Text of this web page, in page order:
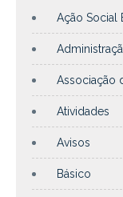
Ação Social
Associação
Atividades
Avisos
Básico